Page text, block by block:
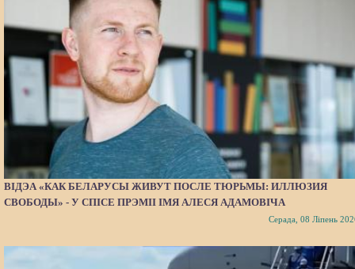
ВІДЭА «КАК БЕЛАРУСЫ ЖИВУТ ПОСЛЕ ТЮРЬМЫ: ИЛЛЮЗИЯ
СВОБОДЫ» - У СПІСЕ ПРЭМІІ ІМЯ АЛЕСЯ АДАМОВІЧА
Серада, 08 Ліпень